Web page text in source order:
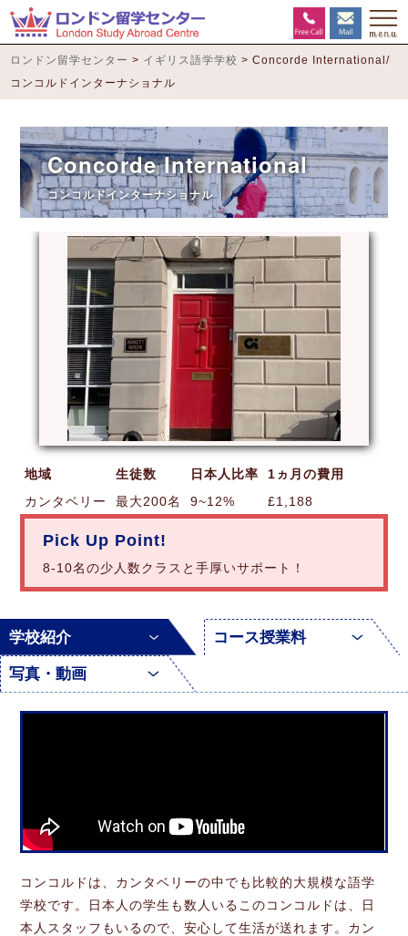
ロンドン留学センター > イギリス語学学校 >Concorde International/
コンコルドインターナショナル
Concorde International
コンコルドインターナショナル
地域 生徒数 日本人比率
1ヵ月の費用
カンタベリー
最大200名 9~12% £1,188
Pick Up Point!
8-10名の少人数クラスと手厚いサポート！
学校紹介
コース授業料
写真・動画
コンコルドは、カンタベリーの中でも比較的大規模な語学
学校です。日本人の学生も数人いるこのコンコルドは、日
本人スタッフもいるので、安心して生活が送れます。カン